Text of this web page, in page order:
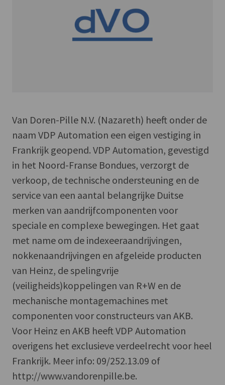
Van Doren-Pille N.V. (Nazareth) heeft onder de
naam VDP Automation een eigen vestiging in
Frankrijk geopend. VDP Automation, gevestigd
in het Noord-Franse Bondues, verzorgt de
verkoop, de technische ondersteuning en de
service van een aantal belangrijke Duitse
merken van aandrijfcomponenten voor
speciale en complexe bewegingen. Het gaat
met name om de indexeeraandrijvingen,
nokkenaandrijvingen en afgeleide producten
van Heinz, de spelingvrije
(veiligheids)koppelingen van R+W en de
mechanische montagemachines met
componenten voor constructeurs van AKB.
Voor Heinz en AKB heeft VDP Automation
overigens het exclusieve verdeelrecht voor heel
Frankrijk. Meer info: 09/252.13.09 of
http://www.vandorenpille.be.